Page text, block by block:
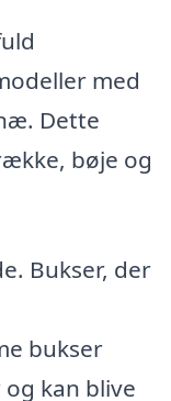
med
Dette
bøje og
Bukser, der
bukser
kan blive